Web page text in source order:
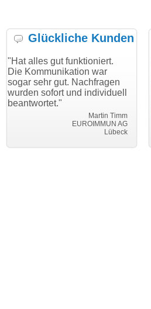
Glückliche Kunden
funktioniert.
war
Nachfragen
und individuell
EUROIMMUN AG
"Danke für
Transfer und
i can eckert